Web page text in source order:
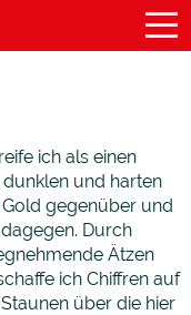
ich als einen
und harten
gegenüber und
Durch
Ätzen
ich Chiffren auf
über die hier